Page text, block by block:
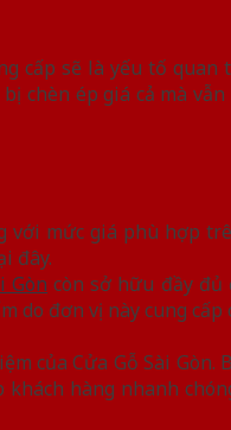
cấp sẽ là yếu tố
chèn ép giá cả mà
với mức giá phù hợp
đây.
Gòn còn sở hữu đầy đủ
đơn vị này cung
của Cửa Gỗ Sài
hàng nhanh